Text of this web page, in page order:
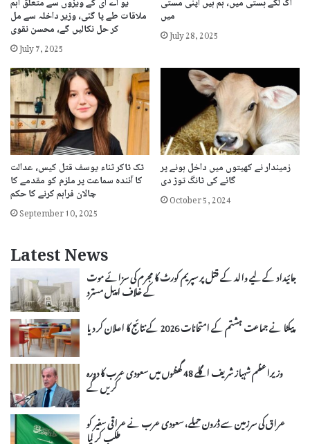
یو اے ای کے ویزوں سے متعلق اہم
ملاقات طے پا گئی، وزیر داخلہ سے مل
کر حل نکالیں گے، محسن نقوی
July 7, 2025
آگ لگے بستی میں، ہم ہیں اپنی مستی
میں
July 28, 2025
ٹک ٹاکر ثناء یوسف قتل کیس، عدالت
کا آئندہ سماعت پر ملزم کو مقدمے کا
چالان فراہم کرنے کا حکم
September 10, 2025
زمیندار نے کھیتوں میں داخل ہونے پر
گائے کی ٹانگ توڑ دی
October 5, 2024
Latest News
جائیداد کے لیے والد کے قتل پر سپریم کورٹ کا مجرم کی سزائے موت
کے خلاف اپیل مسترد
پیکٹا نے جماعت ہشتم کے امتحانات 2026 کے نتائج کا اعلان کر دیا
وزیراعظم شہباز شریف اگلے 48 گھنٹوں میں سعودی عرب کا دورہ
کریں گے
عراق کی سرزمین سے ڈرون حملے، سعودی عرب نے عراقی سفیر کو
طلب کر لیا